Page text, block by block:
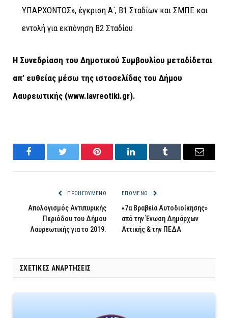
ΥΠΑΡΧΟΝΤΟΣ», έγκριση Α΄, Β1 Σταδίων και ΣΜΠΕ και
εντολή για εκπόνηση Β2 Σταδίου.
Η Συνεδρίαση του Δημοτικού Συμβουλίου μεταδίδεται
απ’ ευθείας μέσω της ιστοσελίδας του Δήμου
Λαυρεωτικής (www.lavreotiki.gr).
FacebookTwitter Pinterest LinkedInTumblr Email
ΠΡΟΗΓΟΎΜΕΝΟ
Απολογισμός Αντιπυρικής
Περιόδου του Δήμου
Λαυρεωτικής για το 2019.
ΕΠΌΜΕΝΟ
«7α Βραβεία Αυτοδιοίκησης»
από την Ένωση Δημάρχων
Αττικής & την ΠΕΔΑ
ΣΧΕΤΙΚΈΣ ΑΝΑΡΤΉΣΕΙΣ